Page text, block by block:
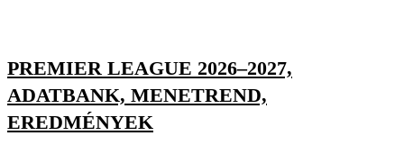
PREMIER LEAGUE 2026–2027,
ADATBANK, MENETREND,
EREDMÉNYEK